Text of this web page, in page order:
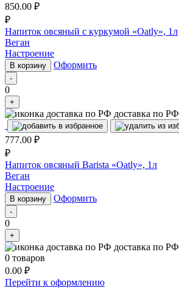
850.00 ₽
₽
Напиток овсяный с куркумой «Oatly», 1л
Веган
Настроение
В корзину Оформить
-
0
+
доставка по РФ
777.00 ₽
₽
Напиток овсяный Barista «Oatly», 1л
Веган
Настроение
В корзину Оформить
-
0
+
доставка по РФ
0 товаров
0.00 ₽
Перейти к оформлению